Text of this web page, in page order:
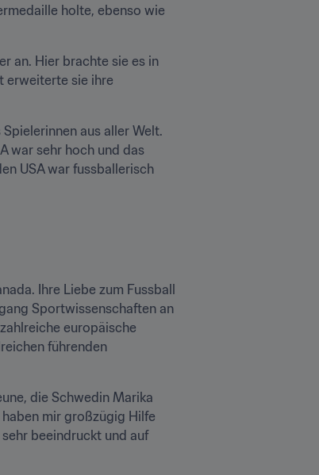
holte, ebenso wie
an. Hier brachte sie es in
erweiterte sie ihre
aus aller Welt.
war sehr hoch und das
USA war fussballerisch
Ihre Liebe zum Fussball
Sportwissenschaften an
europäische
führenden
die Schwedin Marika
mir großzügig Hilfe
beeindruckt und auf